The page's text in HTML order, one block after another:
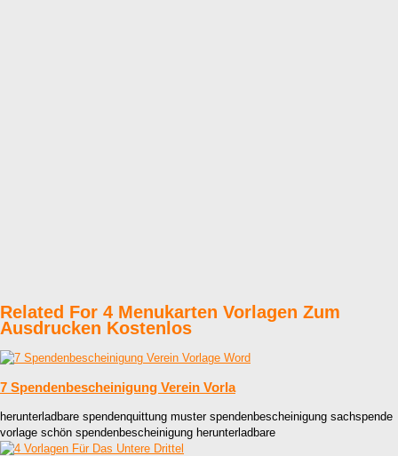
Related For 4 Menukarten Vorlagen Zum
Ausdrucken Kostenlos
7 Spendenbescheinigung Verein Vorla
herunterladbare spendenquittung muster spendenbescheinigung sachspende
vorlage schön spendenbescheinigung herunterladbare